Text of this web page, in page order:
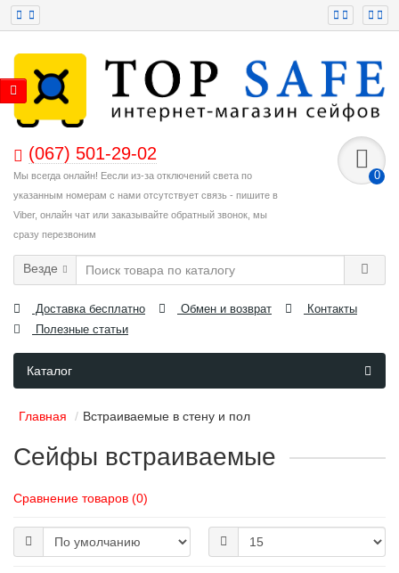
(067) 501-29-02
Мы всегда онлайн! Еесли из-за отключений света по
указанным номерам с нами отсутствует связь - пишите в
Viber, онлайн чат или заказывайте обратный звонок, мы
сразу перезвоним
0
Везде
Доставка бесплатно Обмен и возврат
Контакты
Полезные статьи
Каталог
Главная Встраиваемые в стену и пол
Сейфы встраиваемые
Сравнение товаров (0)